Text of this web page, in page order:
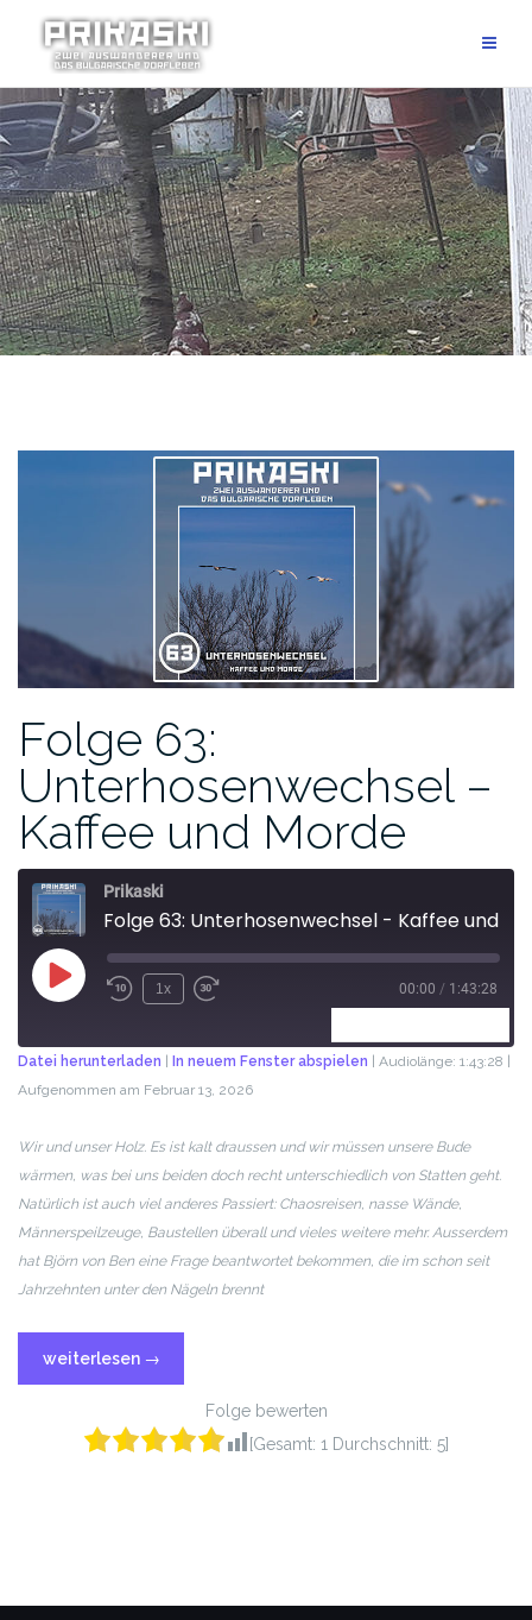
Folge 63:
Unterhosenwechsel –
Kaffee und Morde
Prikaski
1x 00:00 / 1:43:28
TEILEN
LINK
EMBED
Datei herunterladen In neuem Fenster abspielen Audiolänge: 1:43:28
Aufgenommen am Februar 13, 2026
Wir und unser Holz. Es ist kalt draussen und wir müssen unsere Bude
wärmen, was bei uns beiden doch recht unterschiedlich von Statten geht.
Natürlich ist auch viel anderes Passiert: Chaosreisen, nasse Wände,
Männerspeilzeuge, Baustellen überall und vieles weitere mehr. Ausserdem
hat Björn von Ben eine Frage beantwortet bekommen, die im schon seit
Jahrzehnten unter den Nägeln brennt
weiterlesen →
Folge bewerten
[Gesamt: 1 Durchschnitt: 5]